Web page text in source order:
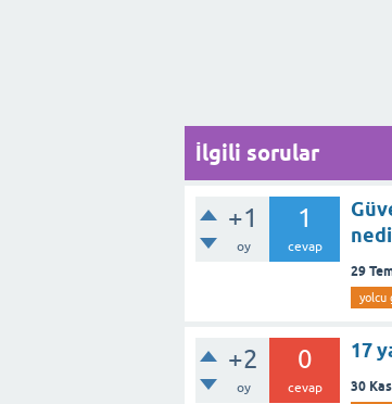
İlgili sorular
+1
oy
1
cevap
29
yolcu
+2
oy
0
cevap
17
30